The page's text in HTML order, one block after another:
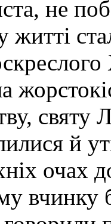
не
житті
святу
й
очах
вчинку